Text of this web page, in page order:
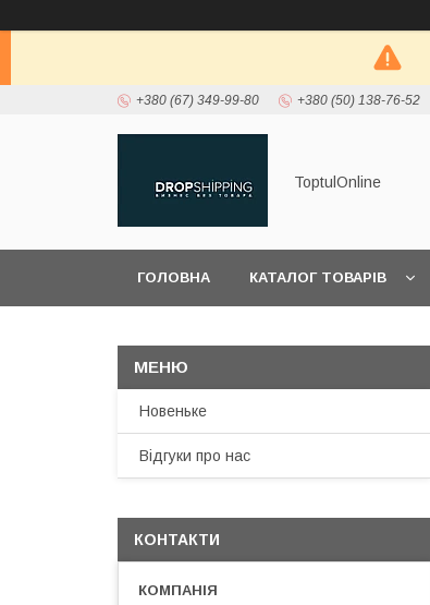
+380 (67) 349-99-80 +380 (50) 138-76-52
ToptulOnline
ГОЛОВНА КАТАЛОГ ТОВАРІВ
Новеньке
Відгуки про нас
КОНТАКТИ